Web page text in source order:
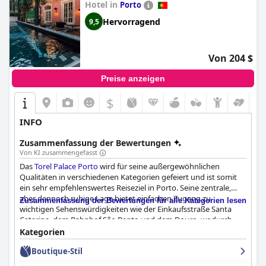
Hotel in Porto
9,5 Hervorragend
Von 204 $
Preise anzeigen
$
INFO
Zusammenfassung der Bewertungen
Von KI zusammengefasst
DasTorel Palace Portowird für seine außergewöhnlichen
Qualitäten in verschiedenen Kategorien gefeiert und ist somit
ein sehr empfehlenswertes Reiseziel in Porto. Seine zentrale,
aber dennoch ruhige Lage bietet einfachen Zugang zu
wichtigen Sehenswürdigkeiten wie der Einkaufsstraße Santa
Catarina, dem Bahnhof São Bento und dem Douro, wodurch
Bequemlichkeit mit einem friedlichen Rückzugsort verbunden
wird. Die Nähe zu Marktplätzen, Restaurants und dem
Hauptplatz trägt zusätzlich zum Gästeerlebnis bei.
Zusammenfassung der Bewertungen für alle Kategorien lesen
Kategorien
Boutique-Stil